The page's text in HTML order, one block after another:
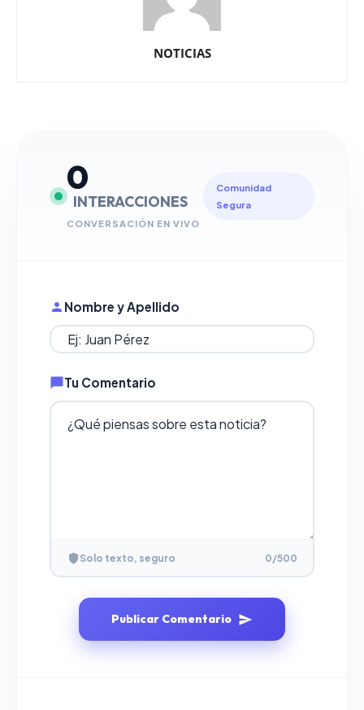
NOTICIAS
0
INTERACCIONES
CONVERSACIÓN EN VIVO
Comunidad
Segura
Nombre y Apellido
Tu Comentario
Solo texto, seguro 0/500
Publicar Comentario